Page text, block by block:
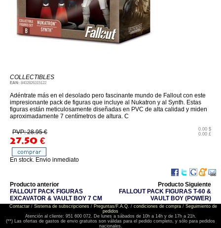
COLLECTIBLES
EAN: 8402826315122
Adéntrate más en el desolado pero fascinante mundo de Fallout con este
impresionante pack de figuras que incluye al Nukatron y al Synth. Estas
figuras están meticulosamente diseñadas en PVC de alta calidad y miden
aproximadamente 7 centímetros de altura. C
PVP: 28.95 €
27.50 €
0.00 $
0.00 £
En stock. Envio inmediato
Producto anterior
FALLOUT PACK FIGURAS
EXCAVATOR & VAULT BOY 7 CM
Producto Siguiente
FALLOUT PACK FIGURAS T-60 &
VAULT BOY (POWER)
Contactar/ Sistema de subscripciones/ Preguntas/F.A.Q. / condiciones de compra/ Seguimiento de
pedidos
Atención al cliente: 951 600 072. De lunes a sábados de 10h a 14h y de 17h a 21h.
(**) Las ofertas de gastos de envio gratuitos son válidas para el pedido completo, y sólo para pedidos
nacionales.